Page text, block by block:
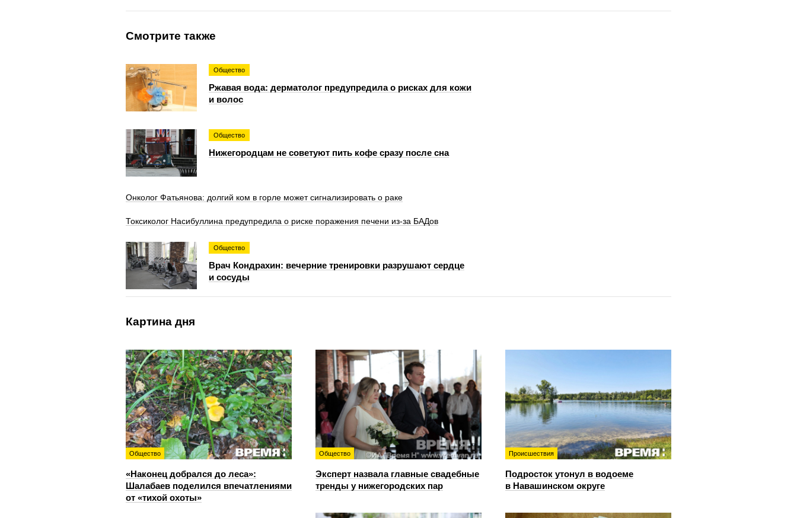
Смотрите также
Общество
Ржавая вода: дерматолог предупредила о рисках для кожи
и волос
Общество
Нижегородцам не советуют пить кофе сразу после сна
Онколог Фатьянова: долгий ком в горле может сигнализировать о раке
Токсиколог Насибуллина предупредила о риске поражения печени из-за БАДов
Общество
Врач Кондрахин: вечерние тренировки разрушают сердце
и сосуды
Картина дня
Общество
«Наконец добрался до леса»:
Шалабаев поделился впечатлениями
от «тихой охоты»
Общество
Эксперт назвала главные свадебные
тренды у нижегородских пар
Происшествия
Подросток утонул в водоеме
в Навашинском округе